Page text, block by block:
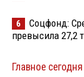
6
Соцфонд:
превысила 27,2
Главное сегодня